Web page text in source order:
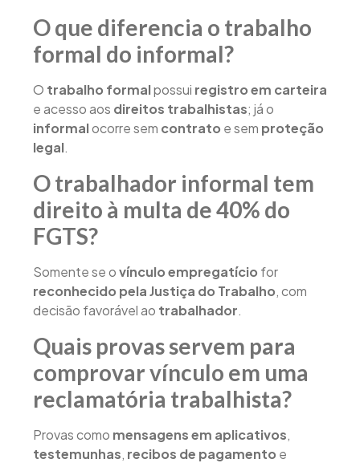
O que diferencia o trabalho
formal do informal?
O trabalho formalpossui registro em carteira
e acesso aos direitos trabalhistas; já o
informalocorre sem contrato e sem proteção
legal.
O trabalhador informal tem
direito à multa de 40% do
FGTS?
Somente se ovínculo empregatício for
reconhecido pela Justiça do Trabalho, com
decisão favorável ao trabalhador.
Quais provas servem para
comprovar vínculo em uma
reclamatória trabalhista?
Provas como mensagens em aplicativos,
testemunhas, recibos de pagamento e